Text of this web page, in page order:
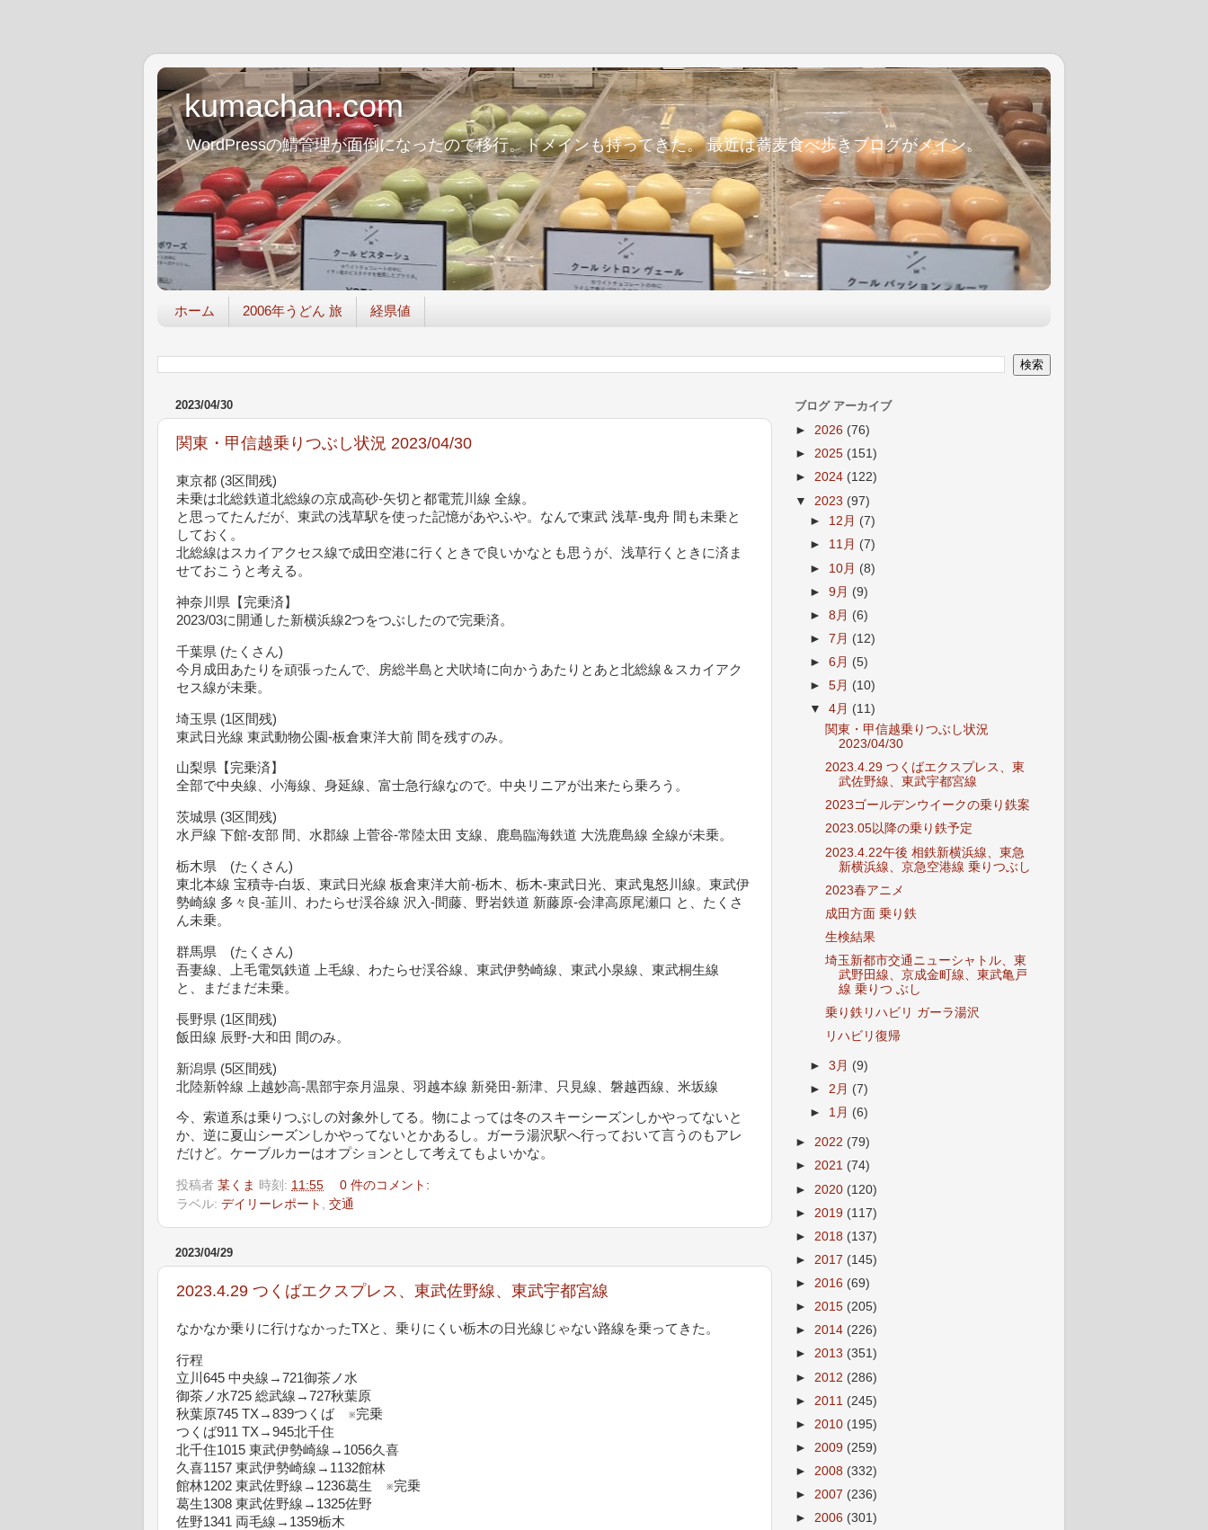
kumachan.com
WordPressの鯖管理が面倒になったので移行。ドメインも持ってきた。 最近は蕎麦食べ歩きブログがメイン。
ホーム 2006年うどん 旅 経県値
2023/04/30
関東・甲信越乗りつぶし状況 2023/04/30
東京都 (3区間残)
未乗は北総鉄道北総線の京成高砂-矢切と都電荒川線 全線。
と思ってたんだが、東武の浅草駅を使った記憶があやふや。なんで東武 浅草-曳舟 間も未乗と
しておく。
北総線はスカイアクセス線で成田空港に行くときで良いかなとも思うが、浅草行くときに済ま
せておこうと考える。
神奈川県【完乗済】
2023/03に開通した新横浜線2つをつぶしたので完乗済。
千葉県 (たくさん)
今月成田あたりを頑張ったんで、房総半島と犬吠埼に向かうあたりとあと北総線＆スカイアク
セス線が未乗。
埼玉県 (1区間残)
東武日光線 東武動物公園-板倉東洋大前 間を残すのみ。
山梨県【完乗済】
全部で中央線、小海線、身延線、富士急行線なので。中央リニアが出来たら乗ろう。
茨城県 (3区間残)
水戸線 下館-友部 間、水郡線 上菅谷-常陸太田 支線、鹿島臨海鉄道 大洗鹿島線 全線が未乗。
栃木県 (たくさん)
東北本線 宝積寺-白坂、東武日光線 板倉東洋大前-栃木、栃木-東武日光、東武鬼怒川線。東武伊
勢崎線 多々良-韮川、わたらせ渓谷線 沢入-間藤、野岩鉄道 新藤原-会津高原尾瀬口 と、たくさ
ん未乗。
群馬県 (たくさん)
吾妻線、上毛電気鉄道 上毛線、わたらせ渓谷線、東武伊勢崎線、東武小泉線、東武桐生線
と、まだまだ未乗。
長野県 (1区間残)
飯田線 辰野-大和田 間のみ。
新潟県 (5区間残)
北陸新幹線 上越妙高-黒部宇奈月温泉、羽越本線 新発田-新津、只見線、磐越西線、米坂線
今、索道系は乗りつぶしの対象外してる。物によっては冬のスキーシーズンしかやってないと
か、逆に夏山シーズンしかやってないとかあるし。ガーラ湯沢駅へ行っておいて言うのもアレ
だけど。ケーブルカーはオプションとして考えてもよいかな。
投稿者 某くま 時刻: 11:55
0 件のコメント:
ラベル: デイリーレポート , 交通
2023/04/29
2023.4.29 つくばエクスプレス、東武佐野線、東武宇都宮線
なかなか乗りに行けなかったTXと、乗りにくい栃木の日光線じゃない路線を乗ってきた。
行程
立川645 中央線→721御茶ノ水
御茶ノ水725 総武線→727秋葉原
秋葉原745 TX→839つくば ※完乗
つくば911 TX→945北千住
北千住1015 東武伊勢崎線→1056久喜
久喜1157 東武伊勢崎線→1132館林
館林1202 東武佐野線→1236葛生 ※完乗
葛生1308 東武佐野線→1325佐野
佐野1341 両毛線→1359栃木
ブログ アーカイブ
► 2026 (76)
► 2025 (151)
► 2024 (122)
▼ 2023 (97)
► 12月 (7)
► 11月 (7)
► 10月 (8)
►9月 (9)
►8月 (6)
►7月 (12)
►6月 (5)
►5月 (10)
▼4月 (11)
関東・甲信越乗りつぶし状況
2023/04/30
2023.4.29 つくばエクスプレス、東
武佐野線、東武宇都宮線
2023ゴールデンウイークの乗り鉄案
2023.05以降の乗り鉄予定
2023.4.22午後 相鉄新横浜線、東急
新横浜線、京急空港線 乗りつぶし
2023春アニメ
成田方面 乗り鉄
生検結果
埼玉新都市交通ニューシャトル、東
武野田線、京成金町線、東武亀戸
線 乗りつ ぶし
乗り鉄リハビリ ガーラ湯沢
リハビリ復帰
►3月 (9)
►2月 (7)
► 1月 (6)
► 2022 (79)
► 2021 (74)
► 2020 (120)
► 2019 (117)
► 2018 (137)
► 2017 (145)
► 2016 (69)
► 2015 (205)
► 2014 (226)
► 2013 (351)
► 2012 (286)
► 2011 (245)
► 2010 (195)
► 2009 (259)
► 2008 (332)
► 2007 (236)
► 2006 (301)